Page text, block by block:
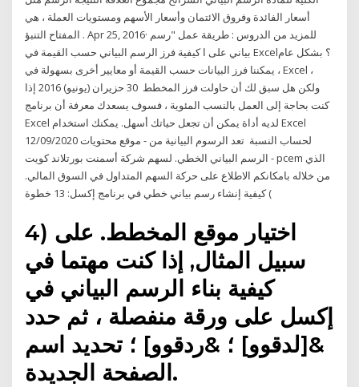
أسعار الفائدة وفروق الائتمان وأسعار الأسهم ومستويات العملة ، هي
المفتاح التنبؤ . Apr 25, 2016· للمزيد من الدروس : طريقة عمل "رسم
بياني على ا كيفية فرز الرسم البياني حسب القيمة في Excel؟ بشكل عام
، يمكننا فرز البيانات حسب القيمة أو معايير أخرى بسهولة في Excel ،
ولكن هل سبق لك أن حاولت فرز المخطط 30 حزيران (يونيو) 2016 إذا
كنت بحاجة إلى العمل بالنسب المئوية ، فسوف يسعدك معرفة أن برنامج
Excel لديه أداة يمكن أن تجعل حياتك أسهل. يمكنك استخدام Excel
لحساب النسبة تعد الرسوم البيانية من - موقع محتويات 12/09/2020
الرسم البياني الخطي. لسهم شركة أسمنت بورتلاند كويت - pcem الذي
من خلاله بامكانكم الاطلاع على حركة السهم المتداول في السوق المالي.
كيفية إنشاء رسم بياني خطي في برنامج إكسل: 13 خطوة (
4) اختيار موقع المخطط. على
سبيل المثال, إذا كنت مهتما في
كيفية بناء الرسم البياني في
إكسل على ورقة منفصلة ، ثم حدد
&[لدقوو] ؛ &ردقوو] ؛ تحديد اسم
الصفحة الجديدة.